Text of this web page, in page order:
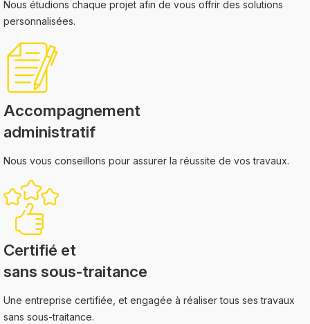
Nous étudions chaque projet afin de vous offrir des solutions
personnalisées.
Accompagnement
administratif
Nous vous conseillons pour assurer la réussite de vos travaux.
Certifié et
sans sous-traitance
Une entreprise certifiée, et engagée à réaliser tous ses travaux
sans sous-traitance.